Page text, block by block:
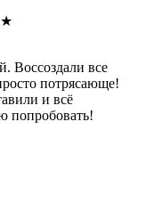
★
Воссоздали все
потрясающе!
и всё
попробовать!